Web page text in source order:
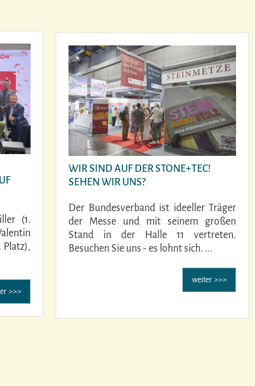
(1.
Platz),
>>>
WIR SIND AUF DER STONE+TEC!
SEHEN WIR UNS?
Der Bundesverband ist ideeller Träger
der Messe und mit seinem großen
Stand in der Halle 11 vertreten.
Besuchen Sie uns - es lohnt sich. ...
weiter >>>